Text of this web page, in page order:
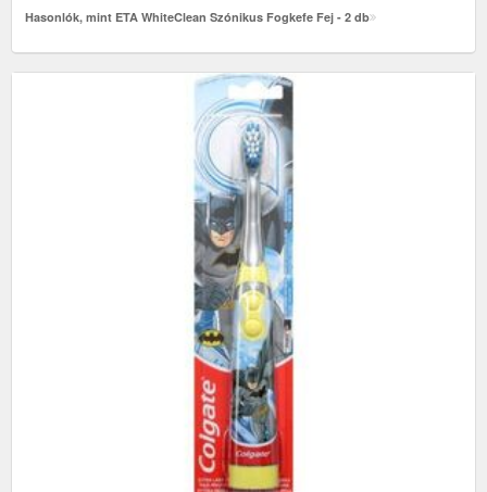
Hasonlók, mint ETA WhiteClean Szónikus Fogkefe Fej - 2 db